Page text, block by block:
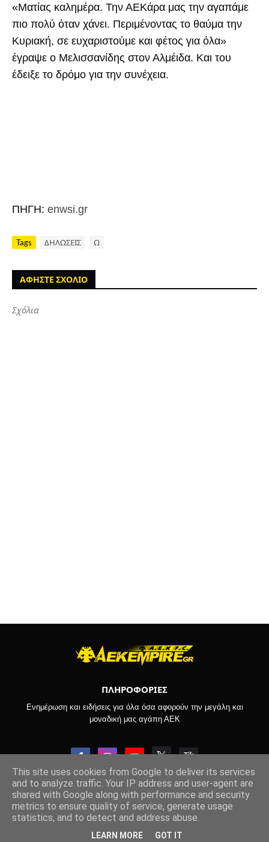
«Ματίας καλημέρα. Την ΑΕΚάρα μας την αγαπάμε
πιο πολύ όταν χάνει. Περιμένοντας το θαύμα την
Κυριακή, σε ευχαριστούμε και φέτος για όλα»
έγραψε ο Μελισσανίδης στον Αλμέιδα. Και του
έδειξε το δρόμο για την συνέχεια.
ΠΗΓΗ: enwsi.gr
Tags ΔΗΛΩΣΕΙΣ Ω
ΑΦΗΣΤΕ ΣΧΟΛΙΟ
Σχόλια
ΠΛΗΡΟΦΟΡΙΕΣ
Ενημέρωση και ειδήσεις για όλα όσα αφορούν την μεγάλη και
μοναδική μας αγάπη ΑΕΚ
Copyright © 2022-2026 -Aekempire.Gr
This site uses cookies from Google to deliver its services
and to analyze traffic. Your IP address and user-agent are
shared with Google along with performance and security
metrics to ensure quality of service, generate usage
statistics, and to detect and address abuse.
LEARN MORE GOT IT